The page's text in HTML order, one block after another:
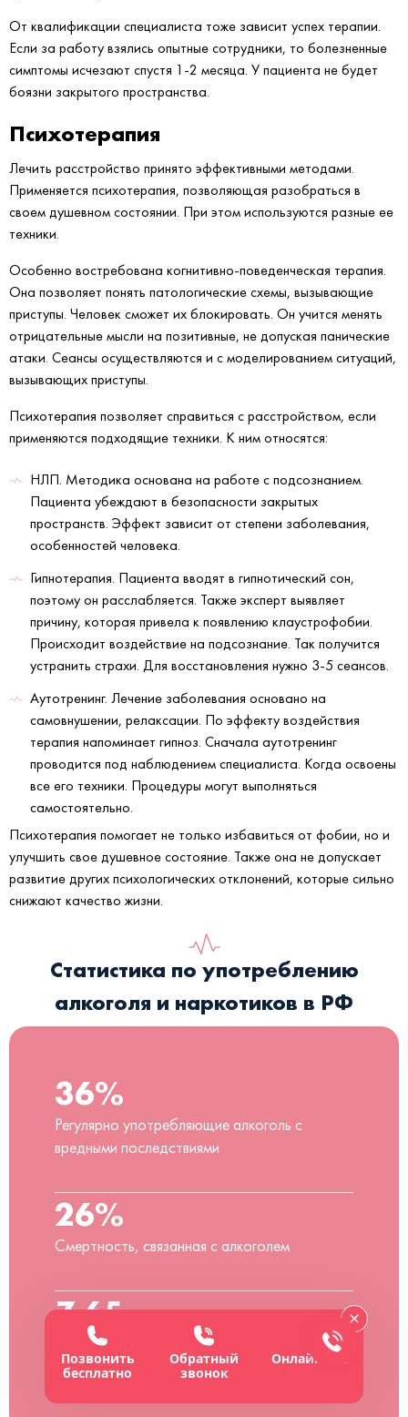
От квалификации специалиста тоже зависит успех терапии.
Если за работу взялись опытные сотрудники, то болезненные
симптомы исчезают спустя 1-2 месяца. У пациента не будет
боязни закрытого пространства.
Психотерапия
Лечить расстройство принято эффективными методами.
Применяется психотерапия, позволяющая разобраться в
своем душевном состоянии. При этом используются разные ее
техники.
Особенно востребована когнитивно-поведенческая терапия.
Она позволяет понять патологические схемы, вызывающие
приступы. Человек сможет их блокировать. Он учится менять
отрицательные мысли на позитивные, не допуская панические
атаки. Сеансы осуществляются и с моделированием ситуаций,
вызывающих приступы.
Психотерапия позволяет справиться с расстройством, если
применяются подходящие техники. К ним относятся:
НЛП. Методика основана на работе с подсознанием.
Пациента убеждают в безопасности закрытых
пространств. Эффект зависит от степени заболевания,
особенностей человека.
Гипнотерапия. Пациента вводят в гипнотический сон,
поэтому он расслабляется. Также эксперт выявляет
причину, которая привела к появлению клаустрофобии.
Происходит воздействие на подсознание. Так получится
устранить страхи. Для восстановления нужно 3-5 сеансов.
Аутотренинг. Лечение заболевания основано на
самовнушении, релаксации. По эффекту воздействия
терапия напоминает гипноз. Сначала аутотренинг
проводится под наблюдением специалиста. Когда освоены
все его техники. Процедуры могут выполняться
самостоятельно.
Психотерапия помогает не только избавиться от фобии, но и
улучшить свое душевное состояние. Также она не допускает
развитие других психологических отклонений, которые сильно
снижают качество жизни.
Статистика по употреблению
алкоголя и наркотиков в РФ
36%
Регулярно употребляющие алкоголь с
вредными последствиями
26%
Смертность, связанная с алкоголем
7,65 л
Среднедушевое потребление алкоголя
Позвонить
бесплатно
Обратный
звонок
Онлайн-чат